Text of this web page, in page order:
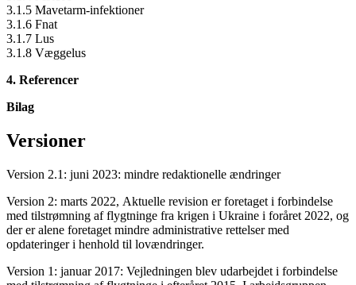
3.1.5 Mavetarm-infektioner
3.1.6 Fnat
3.1.7 Lus
3.1.8 Væggelus
4. Referencer
Bilag
Versioner
Version 2.1: juni 2023: mindre redaktionelle ændringer
Version 2: marts 2022, Aktuelle revision er foretaget i forbindelse
med tilstrømning af flygtninge fra krigen i Ukraine i foråret 2022, og
der er alene foretaget mindre administrative rettelser med
opdateringer i henhold til lovændringer.
Version 1: januar 2017: Vejledningen blev udarbejdet i forbindelse